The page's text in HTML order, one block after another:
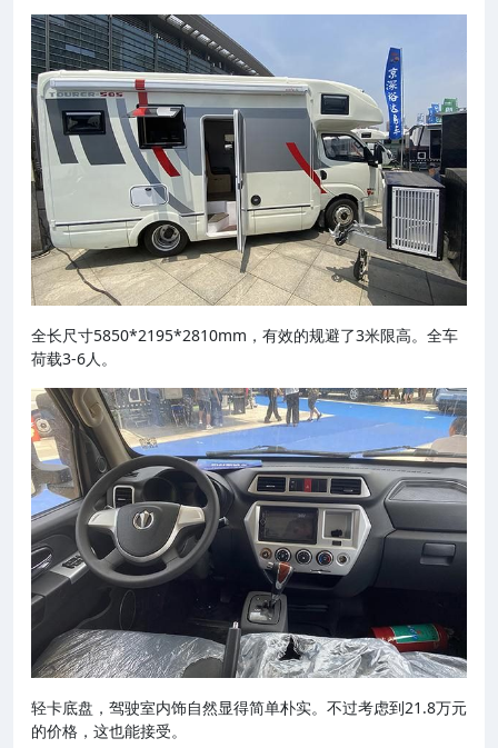
全长尺寸5850*2195*2810mm，有效的规避了3米限高。全车
荷载3-6人。
轻卡底盘，驾驶室内饰自然显得简单朴实。不过考虑到21.8万元
的价格，这也能接受。